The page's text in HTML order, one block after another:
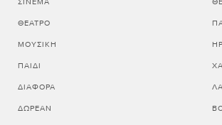
ΣΙΝΕΜΆ
ΘΈΑΤΡΟ
ΜΟΥΣΙΚΉ
ΠΑΙΔΊ
ΔΙΆΦΟΡΑ
ΔΩΡΕΆΝ